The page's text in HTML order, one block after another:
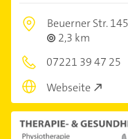
Beuerner Str.
2,3 km
07221 39 47 25
Webseite